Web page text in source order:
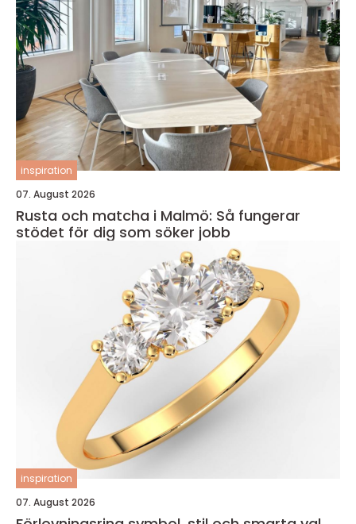
inspiration
07. August 2026
Rusta och matcha i Malmö: Så fungerar
stödet för dig som söker jobb
inspiration
07. August 2026